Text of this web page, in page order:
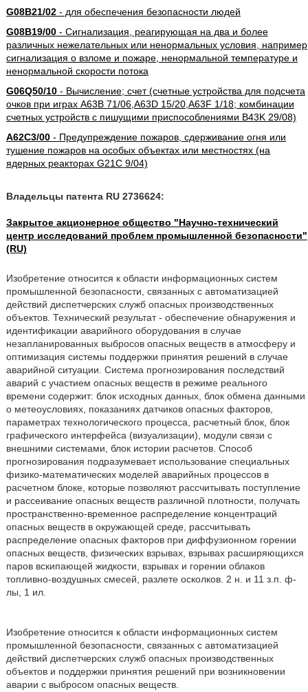
G08B21/02- для обеспечения безопасности людей
G08B19/00- Сигнализация, реагирующая на два и более
различных нежелательных или ненормальных условия, например
сигнализация о взломе и пожаре, ненормальной температуре и
ненормальной скорости потока
G06Q50/10- Вычисление; счет (счетные устройства для подсчета
очков при играх A63B 71/06,A63D 15/20,A63F 1/18; комбинации
счетных устройств с пишущими приспособлениями B43K 29/08)
A62C3/00- Предупреждение пожаров, сдерживание огня или
тушение пожаров на особых объектах или местностях (на
ядерных реакторах G21C 9/04)
Владельцы патента RU 2736624:
Закрытое акционерное общество "Научно-технический
центр исследований проблем промышленной безопасности"
(RU)
Изобретение относится к области информационных систем
промышленной безопасности, связанных с автоматизацией
действий диспетчерских служб опасных производственных
объектов. Технический результат - обеспечение обнаружения и
идентификации аварийного оборудования в случае
незапланированных выбросов опасных веществ в атмосферу и
оптимизация системы поддержки принятия решений в случае
аварийной ситуации. Система прогнозирования последствий
аварий с участием опасных веществ в режиме реального
времени содержит: блок исходных данных, блок обмена данными
о метеоусловиях, показаниях датчиков опасных факторов,
параметрах технологического процесса, расчетный блок, блок
графического интерфейса (визуализации), модули связи с
внешними системами, блок истории расчетов. Способ
прогнозирования подразумевает использование специальных
физико-математических моделей аварийных процессов в
расчетном блоке, которые позволяют рассчитывать поступление
и рассеивание опасных веществ различной плотности, получать
пространственно-временное распределение концентраций
опасных веществ в окружающей среде, рассчитывать
распределение опасных факторов при диффузионном горении
опасных веществ, физических взрывах, взрывах расширяющихся
паров вскипающей жидкости, взрывах и горении облаков
топливно-воздушных смесей, разлете осколков. 2 н. и 11 з.п. ф-
лы, 1 ил.
Изобретение относится к области информационных систем
промышленной безопасности, связанных с автоматизацией
действий диспетчерских служб опасных производственных
объектов и поддержки принятия решений при возникновении
аварии с выбросом опасных веществ.